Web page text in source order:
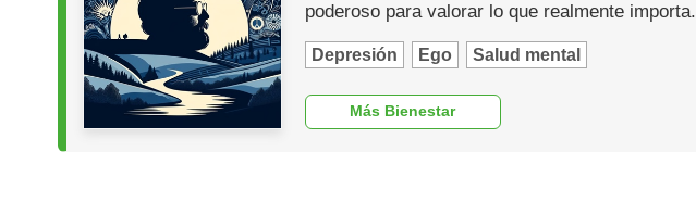
poderoso para valorar lo que realmente importa.
Depresión Ego Salud mental
Más Bienestar